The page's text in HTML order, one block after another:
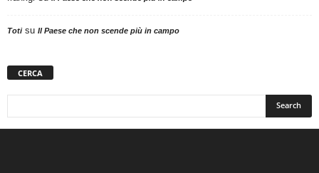
Totisu Il Paese che non scende più in campo
CERCA